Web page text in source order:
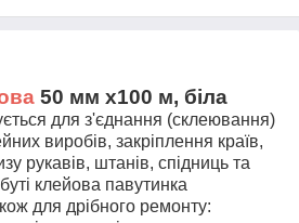
50 мм х100 м, біла
для з'єднання (склеювання)
виробів, закріплення країв,
рукавів, штанів, спідниць та
клейова павутинка
для дрібного ремонту: